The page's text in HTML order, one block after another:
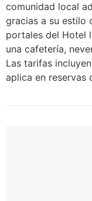
comunidad local
gracias a su estilo
portales del Hotel
una cafetería,
Las tarifas
aplica en reservas